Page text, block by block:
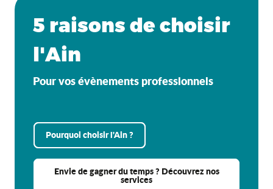
5 raisons de choisir
l'Ain
Pour vos évènements professionnels
Pourquoi choisir l'Ain ?
Envie de gagner du temps ? Découvrez nos
services